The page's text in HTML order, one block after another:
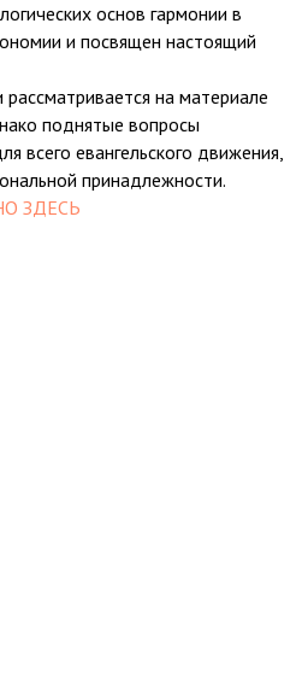
основ гармонии в
и посвящен настоящий
на материале
поднятые вопросы
всего евангельского движения,
принадлежности.
ЗДЕСЬ